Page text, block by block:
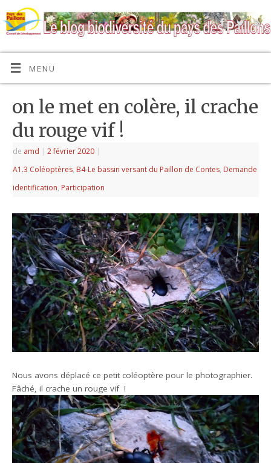
MENU
on le met en colère, il crache
du rouge vif !
de amd | 2 février 2020 |
A1.3 Coléoptères, B4-Le bassin versant du Paillon de Contes, Demande
identification, Participation
Nous avons déplacé ce petit coléoptère pour le photographier.
Fâché, il crache un rouge vif !